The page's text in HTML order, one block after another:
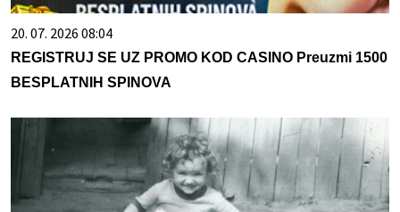
20. 07. 2026 08:04
REGISTRUJ SE UZ PROMO KOD CASINO Preuzmi 1500
BESPLATNIH SPINOVA